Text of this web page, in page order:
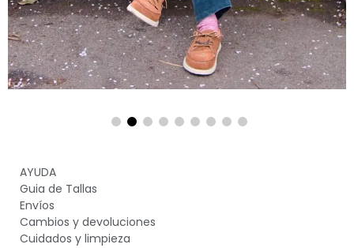
AYUDA
Guia de Tallas
Envíos
Cambios y devoluciones
Cuidados y limpieza